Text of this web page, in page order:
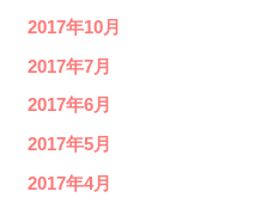
2017年10月
2017年7月
2017年6月
2017年5月
2017年4月